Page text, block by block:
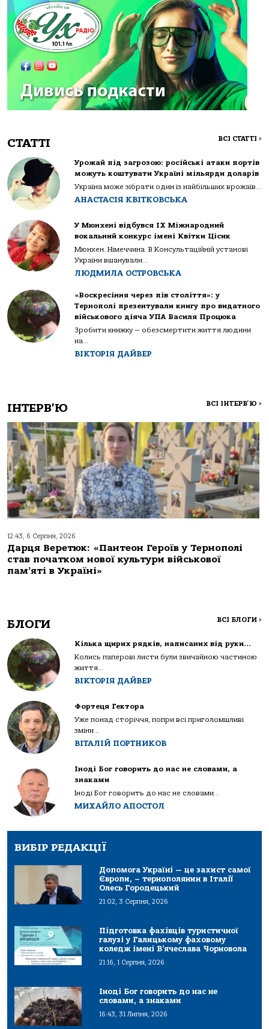
СТАТТІ ВСІ СТАТТІ >
Урожай під загрозою: російські атаки портів
можуть коштувати Україні мільярди доларів
Україна може зібрати один із найбільших врожаїв...
АНАСТАСІЯ КВІТКОВСЬКА
У Мюнхені відбувся IX Міжнародний
вокальний конкурс імені Квітки Цісик
Мюнхен. Німеччина. В Консультаційній установі
України вшанували...
ЛЮДМИЛА ОСТРОВСЬКА
«Воскресіння через пів століття»: у
Тернополі презентували книгу про видатного
військового діяча УПА Василя Процюка
Зробити книжку — обезсмертити життя людини
на...
ВІКТОРІЯ ДАЙВЕР
ІНТЕРВ'Ю ВСІ ІНТЕРВ'Ю >
12:43, 6 Серпня, 2026
Дарця Веретюк: «Пантеон Героїв у Тернополі
став початком нової культури військової
пам’яті в Україні»
БЛОГИ ВСІ БЛОГИ >
Кілька щирих рядків, написаних від руки…
Колись паперові листи були звичайною частиною
життя...
ВІКТОРІЯ ДАЙВЕР
Фортеця Гектора
Уже понад сторіччя, попри всі приголомшливі
зміни...
ВІТАЛІЙ ПОРТНИКОВ
Іноді Бог говорить до нас не словами, а
знаками
Іноді Бог говорить до нас не словами...
МИХАЙЛО АПОСТОЛ
ВИБІР РЕДАКЦІЇ
Допомога Україні — це захист самої
Європи, – тернополянин в Італії
Олесь Городецький
21:02, 3 Серпня, 2026
Підготовка фахівців туристичної
галузі у Галицькому фаховому
коледж імені В’ячеслава Чорновола
21:16, 1 Серпня, 2026
Іноді Бог говорить до нас не
словами, а знаками
16:43, 31 Липня, 2026